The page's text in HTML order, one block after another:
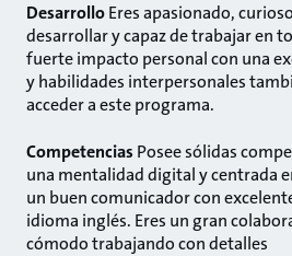
DesarrolloEres apasionado,
desarrollar y capaz de trabajar en
fuerte impacto personal con una
y habilidades interpersonales
acceder a este programa.
Competencias Posee sólidas
una mentalidad digital y centrada
un buen comunicador con
idioma inglés. Eres un gran
cómodo trabajando con detalles